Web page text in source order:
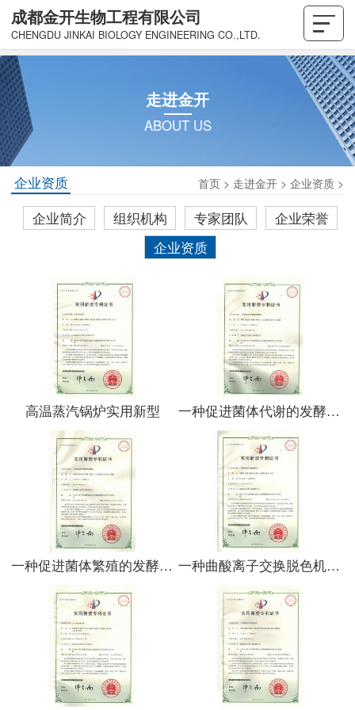
成都金开生物工程有限公司
CHENGDU JINKAI BIOLOGY ENGINEERING CO.,LTD.
走进金开
ABOUT US
企业资质 首页 > 走进金开 > 企业资质 >
企业简介 组织机构 专家团队
企业荣誉
企业资质
高温蒸汽锅炉实用新型 一种促进菌体代谢的发酵罐实用新型
一种促进菌体繁殖的发酵罐实用新型 一种曲酸离子交换脱色机实用新型